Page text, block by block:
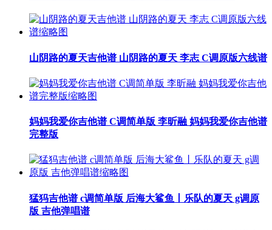
山阴路的夏天吉他谱 山阴路的夏天 李志 C调原版六线谱
妈妈我爱你吉他谱 C调简单版 李昕融 妈妈我爱你吉他谱
完整版
猛犸吉他谱 c调简单版 后海大鲨鱼丨乐队的夏天 g调原
版 吉他弹唱谱